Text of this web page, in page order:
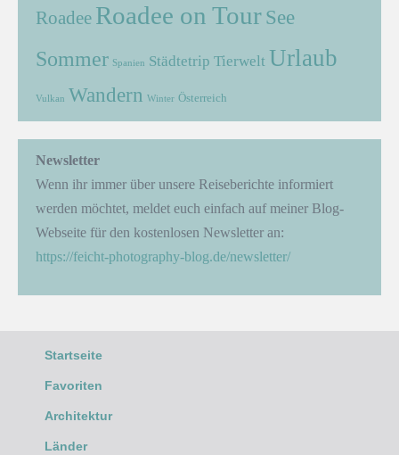
Roadee Roadee on Tour See
Sommer Spanien Städtetrip Tierwelt Urlaub
Vulkan Wandern Winter Österreich
Newsletter
Wenn ihr immer über unsere Reiseberichte informiert
werden möchtet, meldet euch einfach auf meiner Blog-
Webseite für den kostenlosen Newsletter an:
https://feicht-photography-blog.de/newsletter/
Startseite
Favoriten
Architektur
Länder